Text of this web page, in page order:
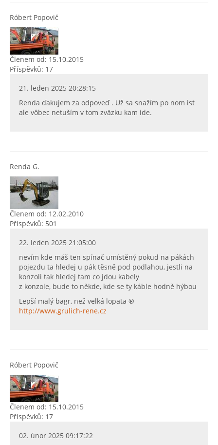
Róbert Popovič
Členem od: 15.10.2015
Příspěvků: 17
21. leden 2025 20:28:15
Renda ďakujem za odpoveď . Už sa snažím po nom ist
ale vôbec netuším v tom zväzku kam ide.
Renda G.
Členem od: 12.02.2010
Příspěvků: 501
22. leden 2025 21:05:00
nevím kde máš ten spínač umístěný pokud na pákách
pojezdu ta hledej u pák těsně pod podlahou, jestli na
konzoli tak hledej tam co jdou kabely
z konzole, bude to někde, kde se ty káble hodně hýbou
Lepší malý bagr, než velká lopata ®
http://www.grulich-rene.cz
Róbert Popovič
Členem od: 15.10.2015
Příspěvků: 17
02. únor 2025 09:17:22